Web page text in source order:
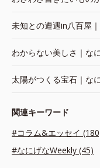
未知との遭遇in八百屋
わからない美しさ｜な
太陽がつくる宝石｜な
関連キーワード
#コラム&エッセイ
#なにげなWeekly (45)